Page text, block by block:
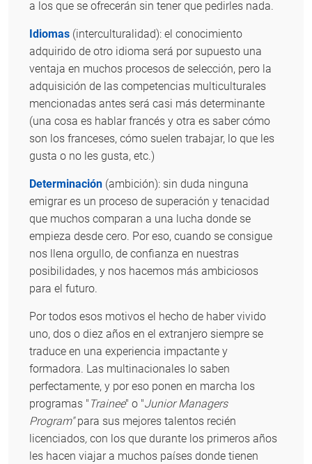
a los que se ofrecerán sin tener que pedirles nada.
Idiomas (interculturalidad): el conocimiento
adquirido de otro idioma será por supuesto una
ventaja en muchos procesos de selección, pero la
adquisición de las competencias multiculturales
mencionadas antes será casi más determinante
(una cosa es hablar francés y otra es saber cómo
son los franceses, cómo suelen trabajar, lo que les
gusta o no les gusta, etc.)
Determinación (ambición): sin duda ninguna
emigrar es un proceso de superación y tenacidad
que muchos comparan a una lucha donde se
empieza desde cero. Por eso, cuando se consigue
nos llena orgullo, de confianza en nuestras
posibilidades, y nos hacemos más ambiciosos
para el futuro.
Por todos esos motivos el hecho de haber vivido
uno, dos o diez años en el extranjero siempre se
traduce en una experiencia impactante y
formadora. Las multinacionales lo saben
perfectamente, y por eso ponen en marcha los
programas " Trainee" o "Junior Managers
Program"para sus mejores talentos recién
licenciados, con los que durante los primeros años
les hacen viajar a muchos países donde tienen